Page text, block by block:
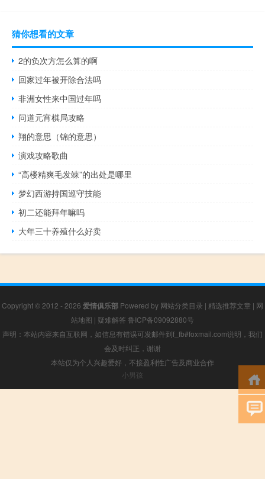
猜你想看的文章
2的负次方怎么算的啊
回家过年被开除合法吗
非洲女性来中国过年吗
问道元宵棋局攻略
翔的意思（锦的意思）
演戏攻略歌曲
“高楼精爽毛发竦”的出处是哪里
梦幻西游持国巡守技能
初二还能拜年嘛吗
大年三十养殖什么好卖
Copyright © 2012 - 2026 爱情俱乐部 Powered by 网站分类目录 | 精选推荐文章 | 网
站地图 | 疑难解答 鲁ICP备09092880号
声明：本站内容来自互联网，如信息有错误可发邮件到f_fb#foxmail.com说明，我们
会及时纠正，谢谢
本站仅为个人兴趣爱好，不接盈利性广告及商业合作
小男孩